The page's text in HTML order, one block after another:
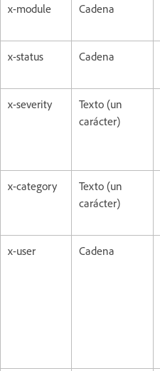
x-module Cadena
x-status Cadena
x-severity
Texto (un
carácter)
x-category
Texto (un
carácter)
x-user Cadena